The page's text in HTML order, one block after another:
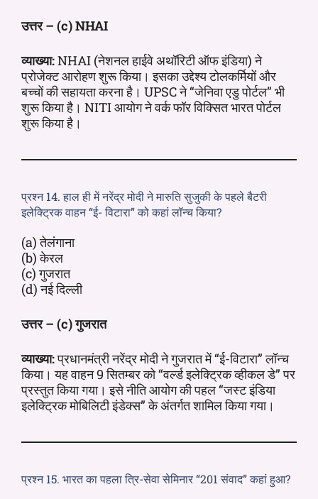
उत्तर – (c) NHAI
व्याख्या:NHAI (नेशनल हाईवे अथॉरिटी ऑफ इंडिया) ने
प्रोजेक्ट आरोहण शुरू किया। इसका उद्देश्य टोलकर्मियों और
बच्चों की सहायता करना है। UPSC ने “जेनिवा एडु पोर्टल” भी
शुरू किया है। NITI आयोग ने वर्क फॉर विक्सित भारत पोर्टल
शुरू किया है।
प्रश्न 14. हाल ही में नरेंद्र मोदी ने मारुति सुजुकी के पहले बैटरी
इलेक्ट्रिक वाहन “ई- विटारा” को कहां लॉन्च किया?
(a) तेलंगाना
(b) केरल
(c) गुजरात
(d) नई दिल्ली
उत्तर – (c) गुजरात
व्याख्या:प्रधानमंत्री नरेंद्र मोदी ने गुजरात में “ई-विटारा” लॉन्च
किया। यह वाहन 9 सितम्बर को “वर्ल्ड इलेक्ट्रिक व्हीकल डे” पर
प्रस्तुत किया गया। इसे नीति आयोग की पहल “जस्ट इंडिया
इलेक्ट्रिक मोबिलिटी इंडेक्स” के अंतर्गत शामिल किया गया।
प्रश्न 15. भारत का पहला त्रि-सेवा सेमिनार “201 संवाद” कहां हुआ?